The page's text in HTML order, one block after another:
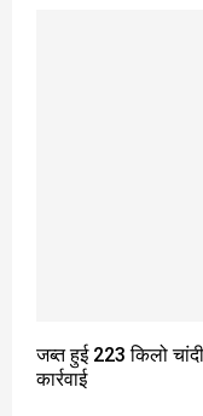
जब्त हुई 223 किलो
कार्रवाई